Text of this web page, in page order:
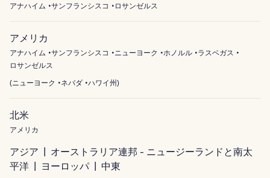
アナハイム サンフランシスコ ロサンゼルス
アメリカ
アナハイム サンフランシスコ ニューヨーク ホノルル
ラスベガス
ロサンゼルス
(ニューヨーク ネバダ ハワイ州)
北米
アメリカ
アジア
オーストラリア連邦 - ニュージーランドと南太
平洋
ヨーロッパ 中東